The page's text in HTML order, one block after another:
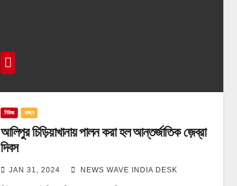
নিউজ রাজ্য
আলিপুর চিড়িয়াখানায় পালন করা হল আন্তর্জাতিক জ়েব্রা
দিবস
JAN 31, 2024 NEWS WAVE INDIA DESK